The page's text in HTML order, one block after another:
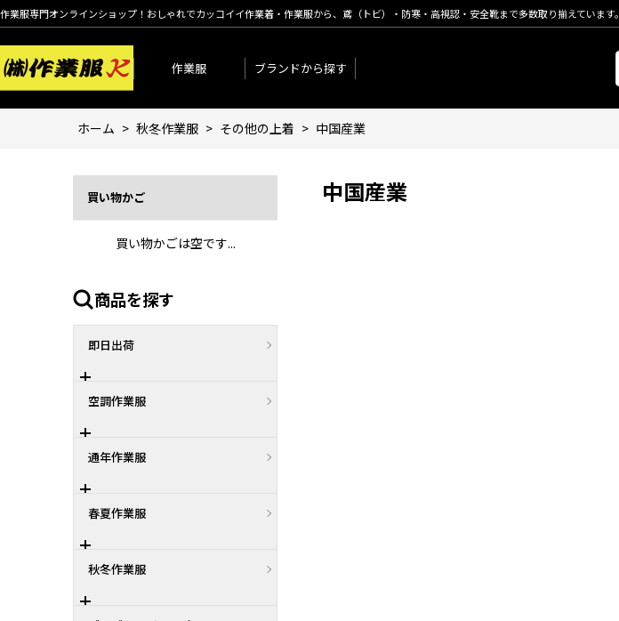
作業服専門オンラインショップ！おしゃれでカッコイイ作業着・作業服から、鳶（トビ）・防寒・高視認・安全靴まで多数取り揃えています。
作業服 ブランドから探す
ホーム > 秋冬作業服 > その他の上着 > 中国産業
買い物かご
買い物かごは空です...
商品を探す
即日出荷
空調作業服
通年作業服
春夏作業服
秋冬作業服
中国産業